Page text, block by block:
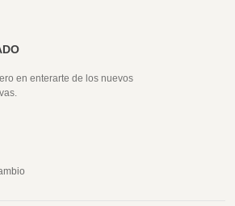
en enterarte de los nuevos